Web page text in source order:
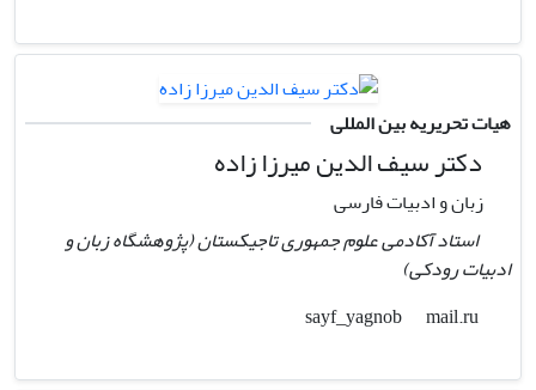
هیات تحریریه بین المللی
دکتر سیف الدین میرزا زاده
زبان و ادبیات فارسی
استاد آکادمی علوم جمهوری تاجیکستان (پژوهشگاه زبان و
ادبیات رودکی)
mail.ru